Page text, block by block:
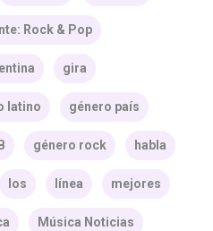
Rock & Pop
gira
latino género país
género rock habla
los línea mejores
Música Noticias